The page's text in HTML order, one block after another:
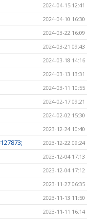
2024-04-15 12:41
2024-04-10 16:30
2024-03-22 16:09
2024-03-21 09:43
2024-03-18 14:16
2024-03-13 13:31
2024-03-11 10:55
2024-02-17 09:21
2024-02-02 15:30
2023-12-24 10:40
2023-12-22 09:24
2023-12-04 17:13
2023-12-04 17:12
2023-11-27 06:35
2023-11-13 11:50
2023-11-11 16:14